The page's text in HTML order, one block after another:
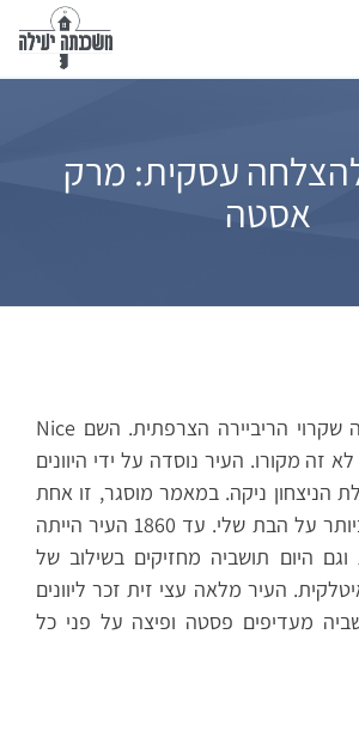
עסקית: מרק
אסטה
ניס הינה בירת מה שקרוי הריביירה הצרפתית. השם Nice
זה מקורו. העיר נוסדה על ידי היוונים
הניצחון ניקה. במאמר מוסגר, זו אחת
האלות האהובות ביותר על הבת שלי. עד 1860 העיר הייתה
היום תושביה מחזיקים בשילוב של
העיר מלאה עצי זית זכר ליוונים
מעדיפים פסטה ופיצה על פני כל